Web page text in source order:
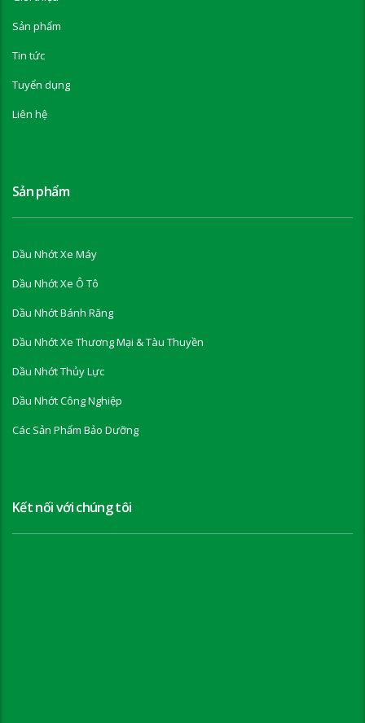
Sản phẩm
Tin tức
Tuyển dụng
Liên hệ
Sản phẩm
Dầu Nhớt Xe Máy
Dầu Nhớt Xe Ô Tô
Dầu Nhớt Bánh Răng
Dầu Nhớt Xe Thương Mại & Tàu Thuyền
Dầu Nhớt Thủy Lực
Dầu Nhớt Công Nghiệp
Các Sản Phẩm Bảo Dưỡng
Kết nối với chúng tôi